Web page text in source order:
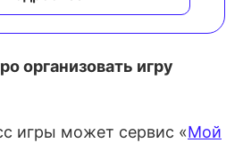
организовать игру
игры может сервис «Мой